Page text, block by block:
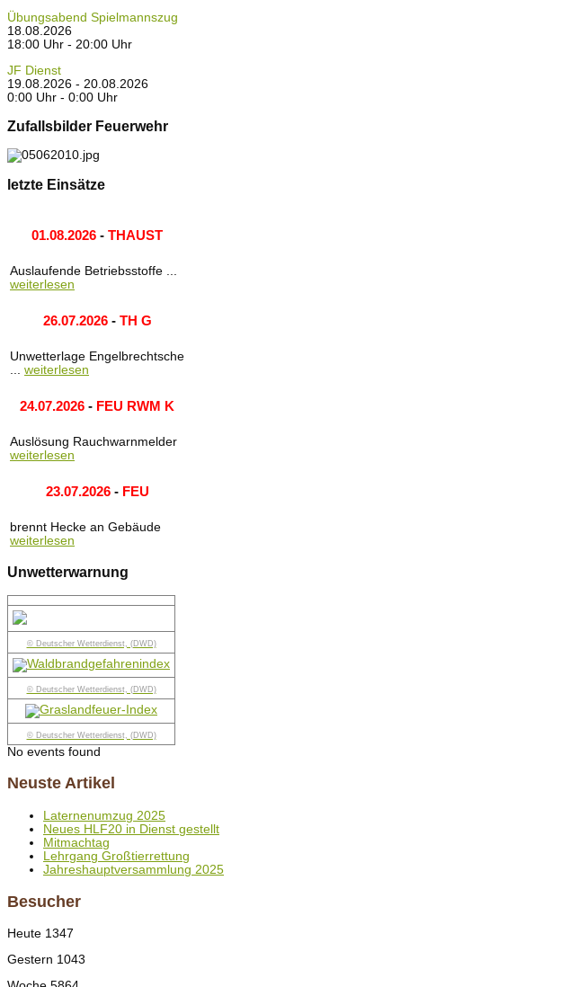
Übungsabend Spielmannszug
18.08.2026
18:00 Uhr - 20:00 Uhr
JF Dienst
19.08.2026 - 20.08.2026
0:00 Uhr - 0:00 Uhr
Zufallsbilder Feuerwehr
letzte Einsätze
01.08.2026 - THAUST
Auslaufende Betriebsstoffe ...
weiterlesen
26.07.2026- TH G
Unwetterlage Engelbrechtsche
... weiterlesen
24.07.2026 - FEU RWM K
Auslösung Rauchwarnmelder
weiterlesen
23.07.2026- FEU
brennt Hecke an Gebäude
weiterlesen
Unwetterwarnung
© Deutscher Wetterdienst, (DWD)
© Deutscher Wetterdienst, (DWD)
© Deutscher Wetterdienst, (DWD)
No events found
Neuste Artikel
Laternenumzug 2025
Neues HLF20 in Dienst gestellt
Mitmachtag
Lehrgang Großtierrettung
Jahreshauptversammlung 2025
Besucher
Heute 1347
Gestern 1043